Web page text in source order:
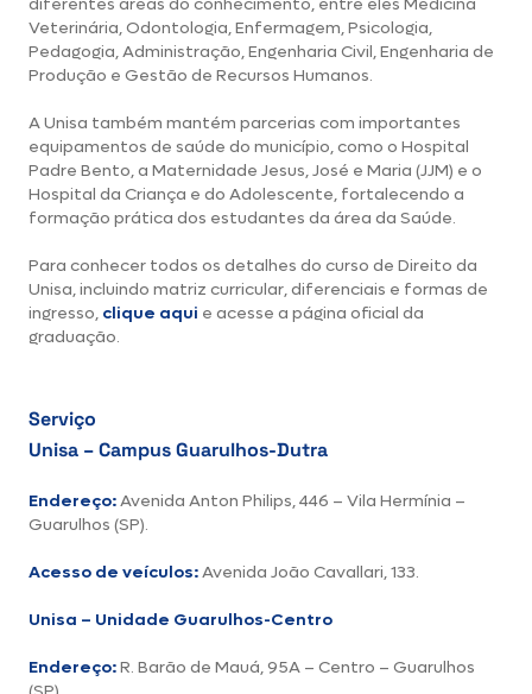
Veterinária, Odontologia, Enfermagem, Psicologia,
Pedagogia, Administração, Engenharia Civil, Engenharia de
Produção e Gestão de Recursos Humanos.
A Unisa também mantém parcerias com importantes
equipamentos de saúde do município, como o Hospital
Padre Bento, a Maternidade Jesus, José e Maria (JJM) e o
Hospital da Criança e do Adolescente, fortalecendo a
formação prática dos estudantes da área da Saúde.
Para conhecer todos os detalhes do curso de Direito da
Unisa, incluindo matriz curricular, diferenciais e formas de
ingresso, clique aqui e acesse a página oficial da
graduação.
Serviço
Unisa – Campus Guarulhos-Dutra
Endereço:Avenida Anton Philips, 446 – Vila Hermínia –
Guarulhos (SP).
Acesso de veículos:Avenida João Cavallari, 133.
Unisa – Unidade Guarulhos-Centro
Endereço:R. Barão de Mauá, 95A – Centro – Guarulhos